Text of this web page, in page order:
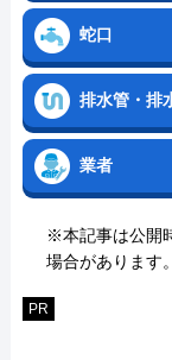
蛇口
排水管・排
業者
※本記事は公開
場合があります
PR